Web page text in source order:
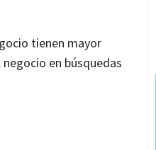
tienen mayor
en búsquedas